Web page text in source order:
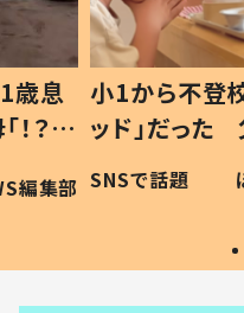
歳息
？」
編集部
小1から不登
ッド」だっ
作り続ける
#令和の子
SNSで話題